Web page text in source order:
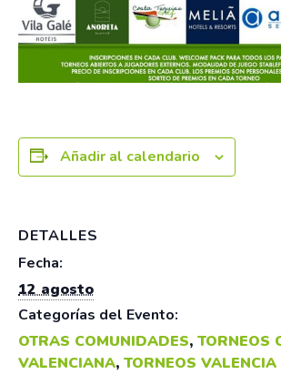
Añadir al calendario
DETALLES
Fecha:
12 agosto
Categorías del Evento:
OTRAS COMUNIDADES, TORNEOS
VALENCIANA, TORNEOS VALENCIA